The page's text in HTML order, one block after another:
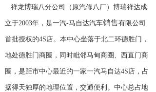
祥龙博瑞八分公司（原汽修八厂）博瑞祥达成
立于2003年，是一汽-马自达汽车销售有限公司
首批授权的4S店。本中心坐落于北二环德胜门，
地处德胜门商圈，同时毗邻马甸商圈、西直门商
圈，是距市中心最近的一家一汽马自达4S店，占
据得天独厚的地理位置，交通便利。中心总占地